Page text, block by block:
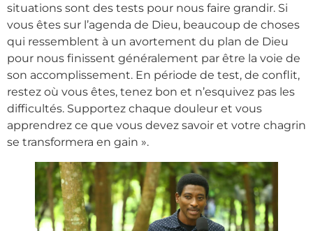
situations sont des tests pour nous faire grandir. Si
vous êtes sur l’agenda de Dieu, beaucoup de choses
qui ressemblent à un avortement du plan de Dieu
pour nous finissent généralement par être la voie de
son accomplissement. En période de test, de conflit,
restez où vous êtes, tenez bon et n’esquivez pas les
difficultés. Supportez chaque douleur et vous
apprendrez ce que vous devez savoir et votre chagrin
se transformera en gain ».